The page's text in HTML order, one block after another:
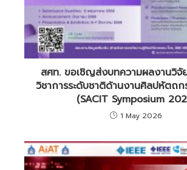
สศท. ขอเชิญส่งบทความผลงานวิจั
วิชาการระดับชาติด้านงานศิลปหัตถ
(SACIT Symposium
1 May 2026